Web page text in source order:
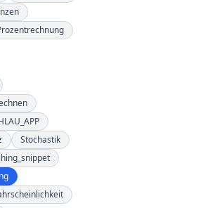
Stochastik